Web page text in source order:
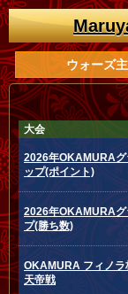
ウォーズ
大会
2026年OKAMURA
ップ(ポイント)
2026年OKAMURAグ
プ(勝ち数)
OKAMURA フィノ
天帝戦